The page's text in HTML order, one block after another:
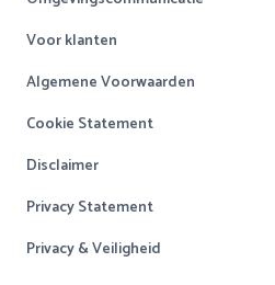
Voor klanten
Algemene Voorwaarden
Cookie Statement
Disclaimer
Privacy Statement
Privacy & Veiligheid